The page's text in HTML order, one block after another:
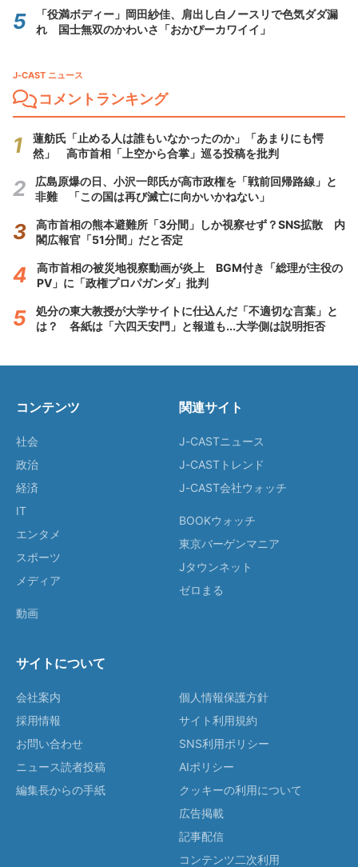
「役満ボディー」岡田紗佳、肩出し白ノースリで色気ダダ漏
れ 国士無双のかわいさ「おかぴーカワイイ」
J-CAST ニュース
コメントランキング
蓮舫氏「止める人は誰もいなかったのか」「あまりにも愕
然」 高市首相「上空から合掌」巡る投稿を批判
広島原爆の日、小沢一郎氏が高市政権を「戦前回帰路線」と
非難 「この国は再び滅亡に向かいかねない」
高市首相の熊本避難所「3分間」しか視察せず？SNS拡散 内
閣広報官「51分間」だと否定
高市首相の被災地視察動画が炎上 BGM付き「総理が主役の
PV」に「政権プロパガンダ」批判
処分の東大教授が大学サイトに仕込んだ「不適切な言葉」と
は？ 各紙は「六四天安門」と報道も...大学側は説明拒否
コンテンツ
社会
政治
経済
IT
エンタメ
スポーツ
メディア
動画
関連サイト
J-CASTニュース
J-CASTトレンド
J-CAST会社ウォッチ
BOOKウォッチ
東京バーゲンマニア
Jタウンネット
ゼロまる
サイトについて
会社案内
採用情報
お問い合わせ
ニュース読者投稿
編集長からの手紙
個人情報保護方針
サイト利用規約
SNS利用ポリシー
AIポリシー
クッキーの利用について
広告掲載
記事配信
コンテンツ二次利用